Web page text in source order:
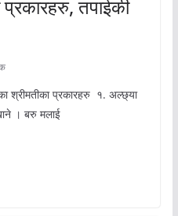
तपाईकी
श्रीमतीका प्रकारहरु १. अल्छ्या
। बरु मलाई